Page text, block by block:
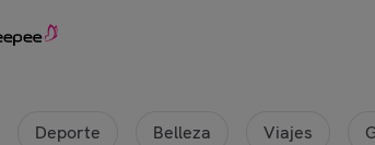
Deporte Belleza Viajes